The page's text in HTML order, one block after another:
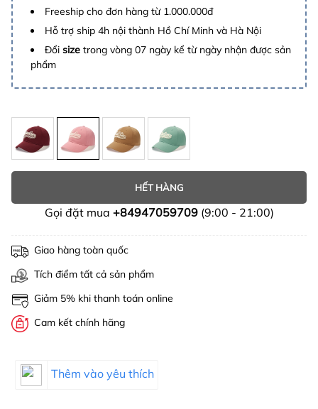
Freeship cho đơn hàng từ 1.000.000đ
Hỗ trợ ship 4h nội thành Hồ Chí Minh và Hà Nội
Đổi size trong vòng 07 ngày kể từ ngày nhận được sản
phẩm
HẾT HÀNG
Gọi đặt mua +84947059709(9:00 - 21:00)
Giao hàng toàn quốc
Tích điểm tất cả sản phẩm
Giảm 5% khi thanh toán online
Cam kết chính hãng
Thêm vào yêu thích